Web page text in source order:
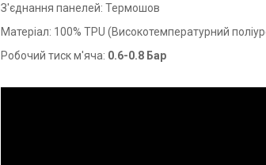
З'єднання панелей: Термошов
Матеріал: 100% TPU (Високотемпературний
Робочий тиск м'яча: 0.6-0.8 Бар